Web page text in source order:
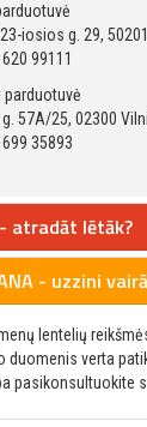
iosios g. 29,
99111
parduotuvė
g. 57A/25, 02300
35893
- atradāt lētāk?
- uzzini
lentelių
duomenis verta
pasikonsultuokite